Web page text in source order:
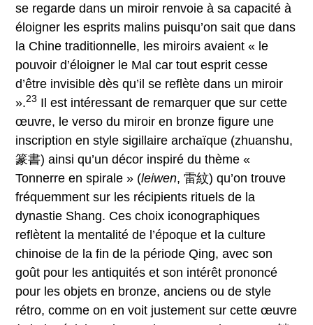
se regarde dans un miroir renvoie à sa capacité à
éloigner les esprits malins puisqu’on sait que dans
la Chine traditionnelle, les miroirs avaient « le
pouvoir d’éloigner le Mal car tout esprit cesse
d’être invisible dès qu’il se reflète dans un miroir
».23 Il est intéressant de remarquer que sur cette
œuvre, le verso du miroir en bronze figure une
inscription en style sigillaire archaïque (zhuanshu,
篆書) ainsi qu’un décor inspiré du thème «
Tonnerre en spirale » (leiwen, 雷紋) qu’on trouve
fréquemment sur les récipients rituels de la
dynastie Shang. Ces choix iconographiques
reflètent la mentalité de l’époque et la culture
chinoise de la fin de la période Qing, avec son
goût pour les antiquités et son intérêt prononcé
pour les objets en bronze, anciens ou de style
rétro, comme on en voit justement sur cette œuvre